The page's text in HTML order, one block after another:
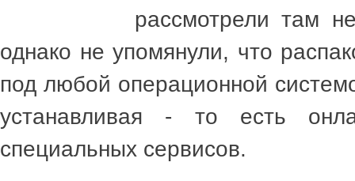
рассмотрели там
однако не упомянули, что
под любой операционной
устанавливая - то есть
специальных сервисов.